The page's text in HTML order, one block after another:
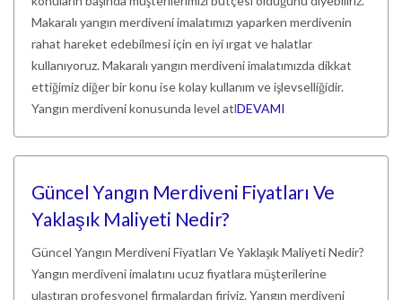
Makaralı yangın merdiveni imalatımızı yaparken merdivenin
rahat hareket edebilmesi için en iyi ırgat ve halatlar
kullanıyoruz. Makaralı yangın merdiveni imalatımızda dikkat
ettiğimiz diğer bir konu ise kolay kullanım ve işlevselliğidir.
Yangın merdiveni konusunda level atlDEVAMI
Güncel Yangın Merdiveni Fiyatları Ve
Yaklaşık Maliyeti Nedir?
Güncel Yangın Merdiveni Fiyatları Ve Yaklaşık Maliyeti Nedir?
Yangın merdiveni imalatını ucuz fiyatlara müşterilerine
ulaştıran profesyonel firmalardan firiyiz. Yangın merdiveni